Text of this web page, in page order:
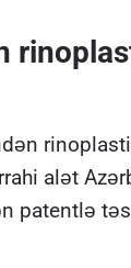
alət
patentlə